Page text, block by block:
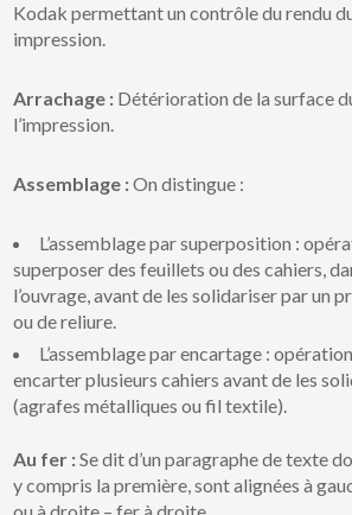
Kodak permettant un contrôle du rendu
impression.
Arrachage : Détérioration de la surface
l’impression.
Assemblage :On distingue :
L’assemblage par superposition :
superposer des feuillets ou des cahiers,
l’ouvrage, avant de les solidariser par un
ou de reliure.
L’assemblage par encartage :
encarter plusieurs cahiers avant de les
(agrafes métalliques ou fil textile).
Au fer :Se dit d’un paragraphe de texte
y compris la première, sont alignées à